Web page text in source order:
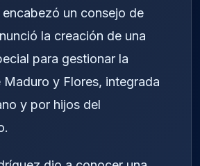
un consejo de
la creación de una
para gestionar la
Maduro y Flores, integrada
y por hijos del